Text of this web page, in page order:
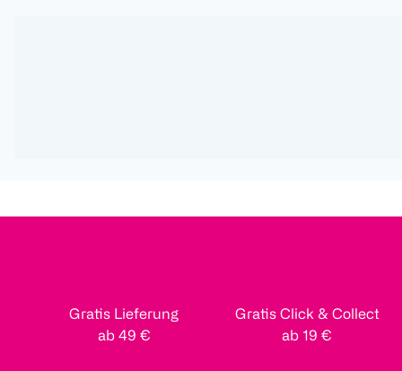
Gratis Lieferung
ab 49 €
Gratis Click & Collect
ab 19 €